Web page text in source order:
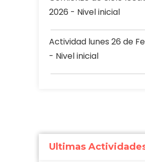
2026 - Nivel inicial
Actividad lunes 26 de
- Nivel inicial
Ultimas